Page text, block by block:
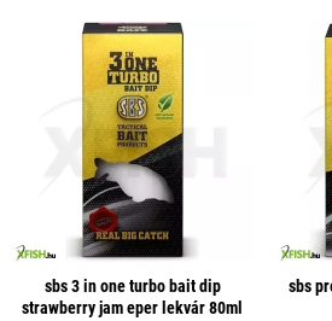
sbs 3 in one turbo bait dip
strawberry jam eper lekvár 80ml
sbs